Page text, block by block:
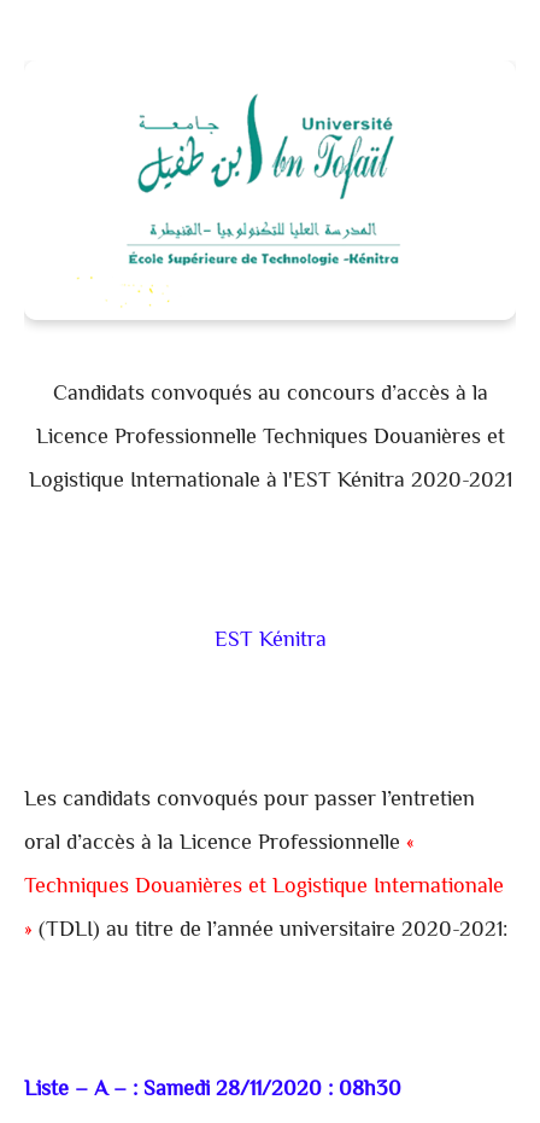
Candidats convoqués au concours d’accès à la
Licence Professionnelle Techniques Douanières et
Logistique Internationale à l'EST Kénitra 2020-2021
EST Kénitra
Les candidats convoqués pour passer l’entretien
oral d’accès à la Licence Professionnelle «
Techniques Douanières et Logistique Internationale
» (TDLI) au titre de l’année universitaire 2020-2021:
Liste – A – : Samedi 28/11/2020 : 08h30